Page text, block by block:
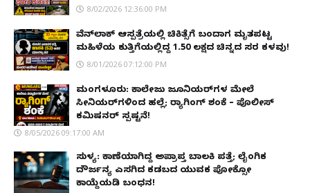
8/02/2026 12:36:00 PM
ವೆನ್‌ಲಾಕ್ ಆಸ್ಪತ್ರೆಯಲ್ಲಿ ಚಿಕಿತ್ಸೆಗೆ ಬಂದಾಗ ಮೃತಪಟ್ಟ
ಮಹಿಳೆಯ ಕುತ್ತಿಗೆಯಲ್ಲಿದ್ದ ₹1.50 ಲಕ್ಷದ ಚಿನ್ನದ ಸರ ಕಳವು!
8/01/2026 07:12:00 PM
ಮಂಗಳೂರು: ಕಾಲೇಜು ಜೂನಿಯರ್‌ಗಳ ಮೇಲೆ
ಸೀನಿಯರ್‌ಗಳಿಂದ ಹಲ್ಲೆ; ರ‌್ಯಾಗಿಂಗ್ ಶಂಕೆ – ಪೊಲೀಸ್
ಕಮಿಷನರ್ ಸ್ಪಷ್ಟನೆ!
8/05/2026 09:17:00 AM
ಸುಳ್ಯ: ಕಾಣೆಯಾಗಿದ್ದ ಅಪ್ರಾಪ್ತ ಬಾಲಕಿ ಪತ್ತೆ; ಲೈಂಗಿಕ
ದೌರ್ಜನ್ಯ ಎಸಗಿದ ಕಡಬದ ಯುವಕ ಪೋಕ್ಸೋ
ಕಾಯ್ದೆಯಡಿ ಬಂಧನ!